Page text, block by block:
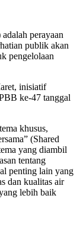
perayaan
publik akan
pengelolaan
inisiatif
ke-47 tanggal
khusus,
(Shared
yang diambil
tentang
penting lain yang
dan kualitas air
lebih baik